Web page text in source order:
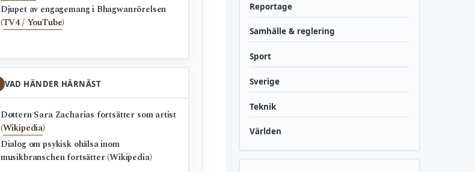
Djupet av engagemang i Bhagwanrörelsen
(TV4 / YouTube)
VAD HÄNDER HÄRNÄST
Dottern Sara Zacharias fortsätter som artist
(Wikipedia)
Dialog om psykisk ohälsa inom
musikbranschen fortsätter (Wikipedia)
Reportage
Samhälle & reglering
Sport
Sverige
Teknik
Världen